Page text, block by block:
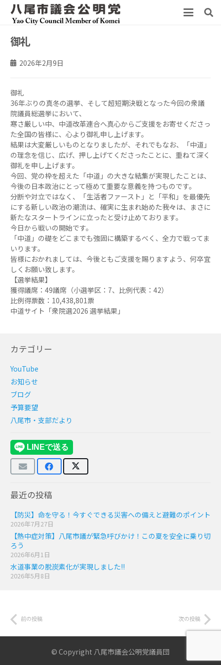
御礼
2026年2月9日
御礼
36年ぶりの真冬の選挙、そして超短期決戦となった今回の衆議
院議員総選挙において、
寒さ厳しい中、中道改革連合へ真心からご支援をお寄せくださっ
た全国の皆様に、心より御礼申し上げます。
結果は大変厳しいものとなりましたが、それでもなお、「中道」
の理念を信じ、広げ、押し上げてくださったことに、重ねて深く
御礼を申し上げます。
今回、党の枠を超えた「中道」の大きな結集が実現したことは、
今後の日本政治にとって極めて重要な意義を持つものです。
分断や対立ではなく、「生活者ファースト」と「平和」を最優先
にする新しい政治の潮流は、確実に生まれ始めた――我々は、まさに
新たなスタートラインに立ったと受け止めております。
今日から戦いの開始です。
「中道」の礎をどこまでも強固に構築するべく、全力で戦ってま
いります。
皆様におかれましては、今後ともご支援を賜りますよう、何卒宜
しくお願い致します。
【選挙結果】
獲得議席：49議席（小選挙区：7、比例代表：42）
比例得票数：10,438,801票
中道サイト「衆院選2026 選挙結果」
カテゴリー
YouTube
お知らせ
ブログ
予算要望
八尾市・支部だより
最近の投稿
【防災】命を守る！今すぐできる災害への備えと避難のポイント
2026年7月27日
【熱中症対策】八尾市議が緊急呼びかけ！この夏を安全に乗り切
ろう
2026年6月1日
水道事業の脱炭素化が実現しました!!
2026年5月8日
前の投稿 次の投稿
© Copyright 八尾市議会公明党議員団